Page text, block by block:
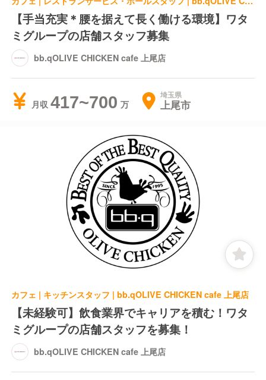
【手当充実＊腰を据えて長く働ける環境】ワタ
ミグループの店舗スタッフ募集
bb.qOLIVE CHICKEN cafe 上尾店
月収 417~700 埼玉県
上尾市
カフェ | キッチンスタッフ | bb.qOLIVE CHICKEN cafe 上尾店
【未経験可】飲食業界でキャリアを積む！ワタ
ミグループの店舗スタッフを募集！
bb.qOLIVE CHICKEN cafe 上尾店